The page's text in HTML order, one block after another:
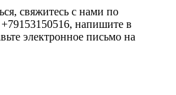
свяжитесь с нами по
напишите в
электронное письмо на